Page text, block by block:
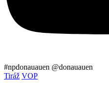
#npdonauauen @donauauen
Tiráž VOP